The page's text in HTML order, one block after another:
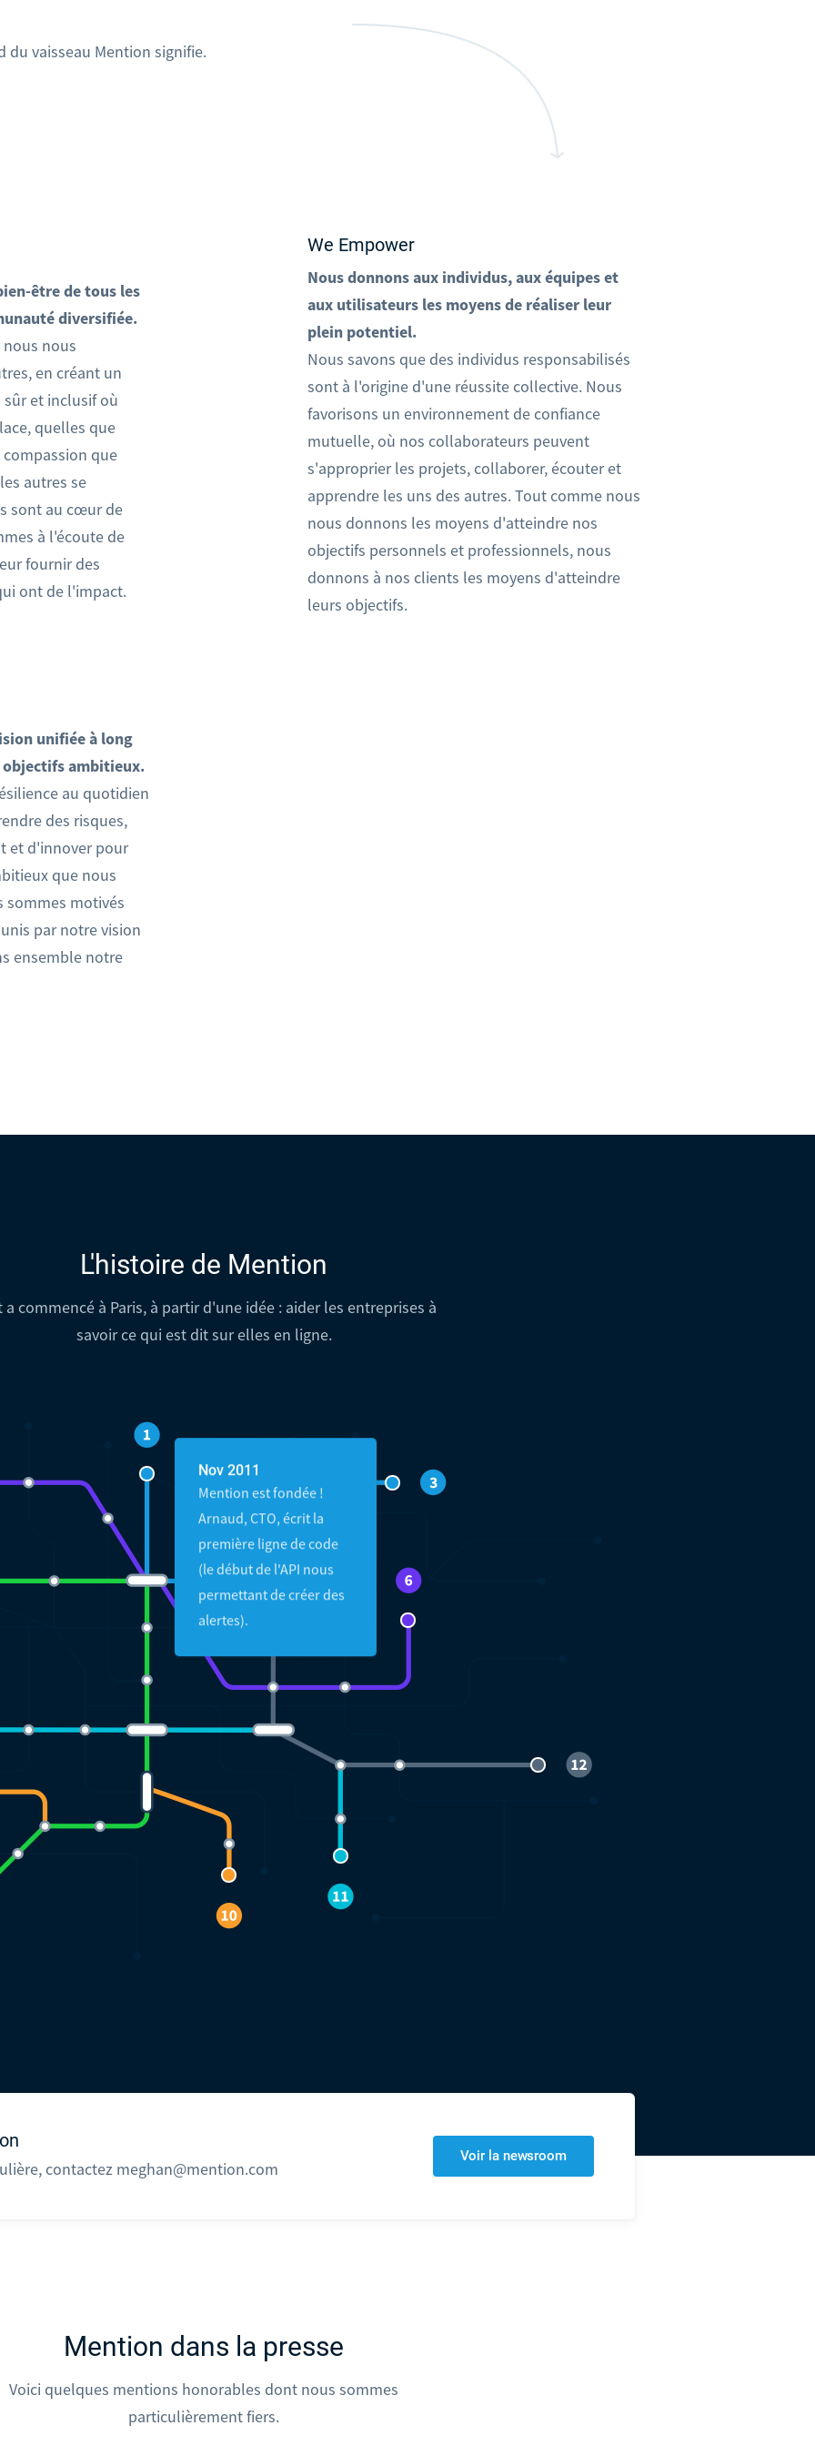
du vaisseau Mention signifie.
être de tous les
diversifiée.
nous
en créant un
et inclusif où
quelles que
que
autres se
sont au cœur de
à l'écoute de
fournir des
ont de l'impact.
We Empower
Nous donnons aux individus, aux équipes et
aux utilisateurs les moyens de réaliser leur
plein potentiel.
Nous savons que des individus responsabilisés
sont à l'origine d'une réussite collective. Nous
favorisons un environnement de confiance
mutuelle, où nos collaborateurs peuvent
s'approprier les projets, collaborer, écouter et
apprendre les uns des autres. Tout comme nous
nous donnons les moyens d'atteindre nos
objectifs personnels et professionnels, nous
donnons à nos clients les moyens d'atteindre
leurs objectifs.
unifiée à long
ambitieux.
au quotidien
des risques,
et d'innover pour
que nous
sommes motivés
par notre vision
ensemble notre
L'histoire de Mention
a commencé à Paris, à partir d'une idée : aider les entreprises à
savoir ce qui est dit sur elles en ligne.
Nov 2011
Mention est fondée !
Arnaud, CTO, écrit la
première ligne de code
(le début de l'API nous
permettant de créer des
alertes).
contactez meghan@mention.com
Voir la newsroom
Mention dans la presse
Voici quelques mentions honorables dont nous sommes
particulièrement fiers.